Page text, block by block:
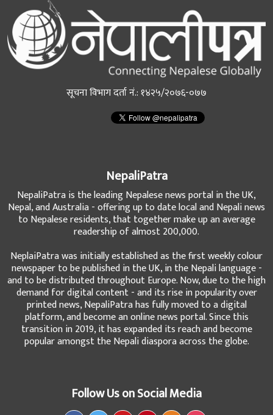
सूचना विभाग दर्ता नं.: १४२५/२०७६-०७७
NepaliPatra
NepaliPatra is the leading Nepalese news portal in the UK,
Nepal, and Australia - offering up to date local and Nepali news
to Nepalese residents, that together make up an average
readership of almost 200,000.
NeplaiPatra was initially established as the first weekly colour
newspaper to be published in the UK, in the Nepali language -
and to be distributed throughout Europe. Now, due to the high
demand for digital content - and its rise in popularity over
printed news, NepaliPatra has fully moved to a digital
platform, and become an online news portal. Since this
transition in 2019, it has expanded its reach and become
popular amongst the Nepali diaspora across the globe.
Follow Us on Social Media